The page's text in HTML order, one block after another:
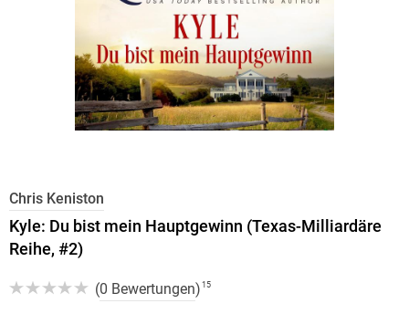
Chris Keniston
Kyle: Du bist mein Hauptgewinn (Texas-Milliardäre
Reihe, #2)
(0 Bewertungen) 15